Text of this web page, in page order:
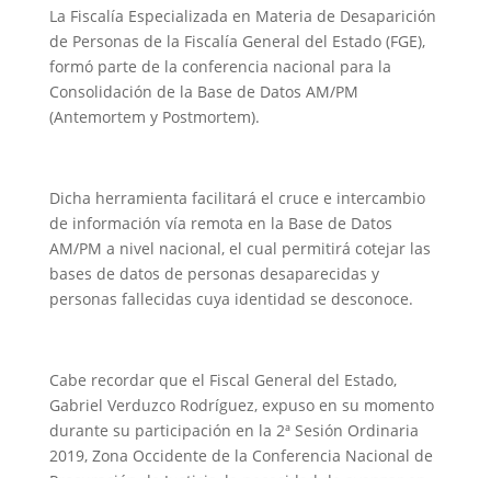
La Fiscalía Especializada en Materia de Desaparición
de Personas de la Fiscalía General del Estado (FGE),
formó parte de la conferencia nacional para la
Consolidación de la Base de Datos AM/PM
(Antemortem y Postmortem).
Dicha herramienta facilitará el cruce e intercambio
de información vía remota en la Base de Datos
AM/PM a nivel nacional, el cual permitirá cotejar las
bases de datos de personas desaparecidas y
personas fallecidas cuya identidad se desconoce.
Cabe recordar que el Fiscal General del Estado,
Gabriel Verduzco Rodríguez, expuso en su momento
durante su participación en la 2ª Sesión Ordinaria
2019, Zona Occidente de la Conferencia Nacional de